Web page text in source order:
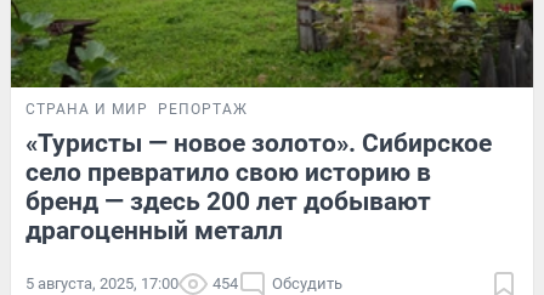
СТРАНА И МИР РЕПОРТАЖ
«Туристы — новое золото». Сибирское
село превратило свою историю в
бренд — здесь 200 лет добывают
драгоценный металл
5 августа, 2025, 17:00 454 Обсудить